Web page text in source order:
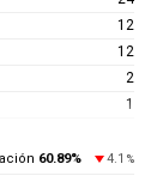
12
12
2
1
60.89% 4.1 %